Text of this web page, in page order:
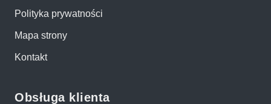
Polityka prywatności
Mapa strony
Kontakt
Obsługa klienta